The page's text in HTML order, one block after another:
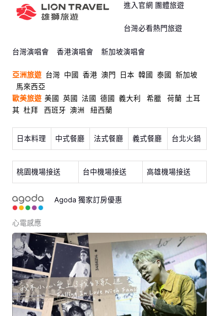
進入官網 團體旅遊
台灣必看熱門旅遊
台灣演唱會 香港演唱會 新加坡演唱會
亞洲旅遊 台灣 中國 香港 澳門 日本 韓國 泰國 新加坡
馬來西亞
歐美旅遊 美國 英國 法國 德國 義大利 希臘 荷蘭 土耳
其 杜拜 西班牙 澳洲 紐西蘭
日本料理 中式餐廳 法式餐廳 義式餐廳 台北火鍋
桃園機場接送 台中機場接送 高雄機場接送
Agoda 獨家訂房優惠
心電感應